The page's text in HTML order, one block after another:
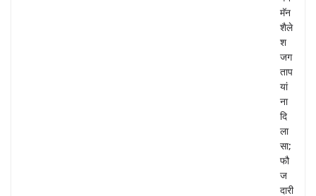
मॅन
शैले
श
जग
ताप
यां
ना
दि
ला
सा;
फौ
ज
दारी